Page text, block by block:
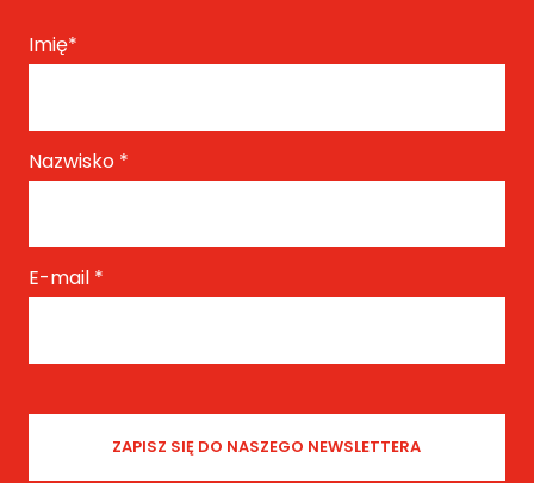
Imię*
Nazwisko *
E-mail *